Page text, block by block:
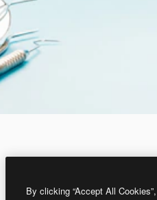
By clicking “Accept All